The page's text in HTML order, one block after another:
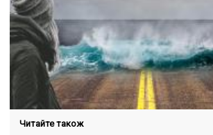
Читайте також